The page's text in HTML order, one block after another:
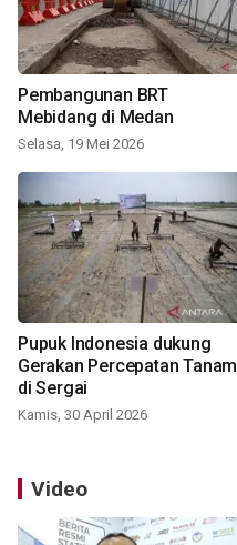
Pembangunan BRT
Mebidang di Medan
Selasa, 19 Mei 2026
Pupuk Indonesia dukung
Gerakan Percepatan Tanam
di Sergai
Kamis, 30 April 2026
Video